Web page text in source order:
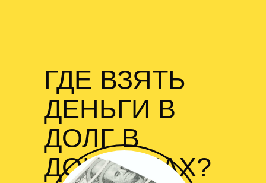
ГДЕ ВЗЯТЬ
ДЕНЬГИ В
ДОЛГ В
ДОКШИЦАХ?